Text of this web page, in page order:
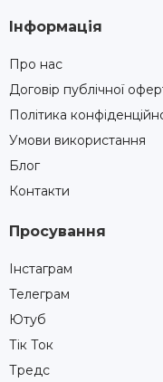
Інформація
Про нас
Договір публічної
Політика
Умови використання
Блог
Контакти
Просування
Інстаграм
Телеграм
Ютуб
Тік Ток
Тредс